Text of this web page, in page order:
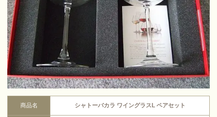
商品名 シャトーバカラ ワイングラスL ペアセット